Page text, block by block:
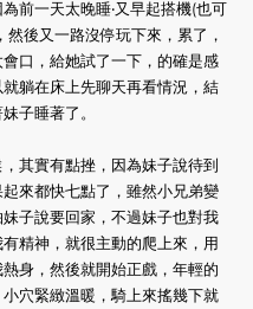
前一天太晚睡‧又早起搭機(也可
然後又一路沒停玩下來，累了，
口，給她試了一下，的確是感
躺在床上先聊天再看情況，結
子睡著了。
其實有點挫，因為妹子說待到
來都快七點了，雖然小兄弟變
子說要回家，不過妹子也對我
精神，就很主動的爬上來，用
身，然後就開始正戲，年輕的
穴緊緻溫暖，騎上來搖幾下就